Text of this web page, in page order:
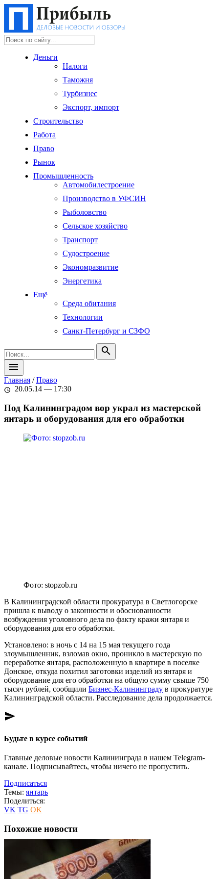
Деньги
Налоги
Таможня
Турбизнес
Экспорт, импорт
Строительство
Работа
Право
Рынок
Промышленность
Автомобилестроение
Производство в УФСИН
Рыболовство
Сельское хозяйство
Транспорт
Судостроение
Экономразвитие
Энергетика
Ещё
Среда обитания
Технологии
Санкт-Петербург и СЗФО
search
menu
Главная /Право
schedule 20.05.14 — 17:30
Под Калининградом вор украл из мастерской
янтарь и оборудования для его обработки
Фото: stopzob.ru
В Калининградской области прокуратура в Светлогорске
пришла к выводу о законности и обоснованности
возбуждения уголовного дела по факту кражи янтаря и
оборудования для его обработки.
Установлено: в ночь с 14 на 15 мая текущего года
злоумышленник, взломав окно, проникло в мастерскую по
переработке янтаря, расположенную в квартире в поселке
Донское, откуда похитил заготовки изделий из янтаря и
оборудование для его обработки на общую сумму свыше 750
тысяч рублей, сообщили Бизнес-Калининграду в прокуратуре
Калининградской области. Расследование дела продолжается.
send
Будьте в курсе событий
Главные деловые новости Калининграда в нашем Telegram-
канале. Подписывайтесь, чтобы ничего не пропустить.
Подписаться
Темы: янтарь
Поделиться:
VK TG OK
Похожие новости